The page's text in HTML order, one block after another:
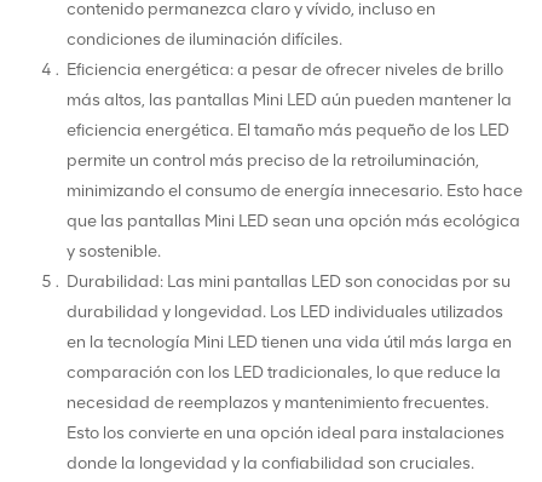
contenido permanezca claro y vívido, incluso en
condiciones de iluminación difíciles.
Eficiencia energética: a pesar de ofrecer niveles de brillo
más altos, las pantallas Mini LED aún pueden mantener la
eficiencia energética. El tamaño más pequeño de los LED
permite un control más preciso de la retroiluminación,
minimizando el consumo de energía innecesario. Esto hace
que las pantallas Mini LED sean una opción más ecológica
y sostenible.
Durabilidad: Las mini pantallas LED son conocidas por su
durabilidad y longevidad. Los LED individuales utilizados
en la tecnología Mini LED tienen una vida útil más larga en
comparación con los LED tradicionales, lo que reduce la
necesidad de reemplazos y mantenimiento frecuentes.
Esto los convierte en una opción ideal para instalaciones
donde la longevidad y la confiabilidad son cruciales.